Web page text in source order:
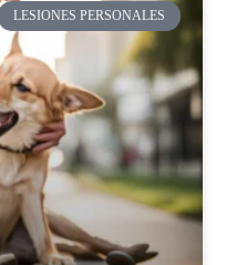
LESIONES PERSONALES